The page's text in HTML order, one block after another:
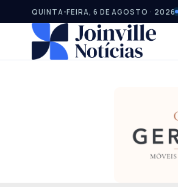
QUINTA-FEIRA, 6 DE AGOSTO · 2026